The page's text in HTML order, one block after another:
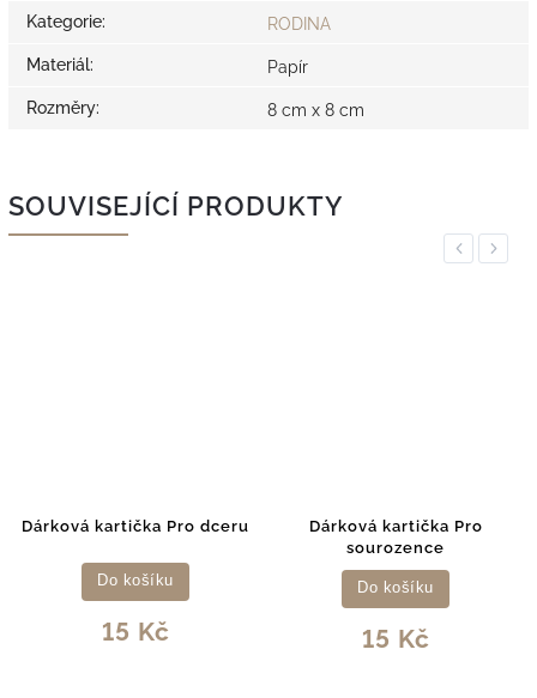
Kategorie: RODINA
Materiál: Papír
Rozměry: 8 cm x 8 cm
SOUVISEJÍCÍ PRODUKTY
Previous
Dárková kartička Pro dceru
15 Kč
Do košíku
Dárková kartička Pro
sourozence
15 Kč
Do košíku
Next